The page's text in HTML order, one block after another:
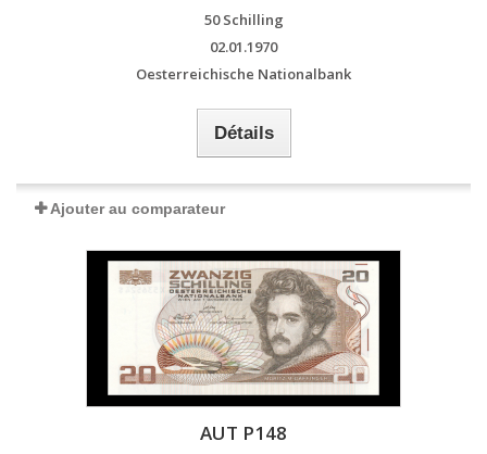
50 Schilling
02.01.1970
Oesterreichische Nationalbank
Détails
Ajouter au comparateur
AUT P148